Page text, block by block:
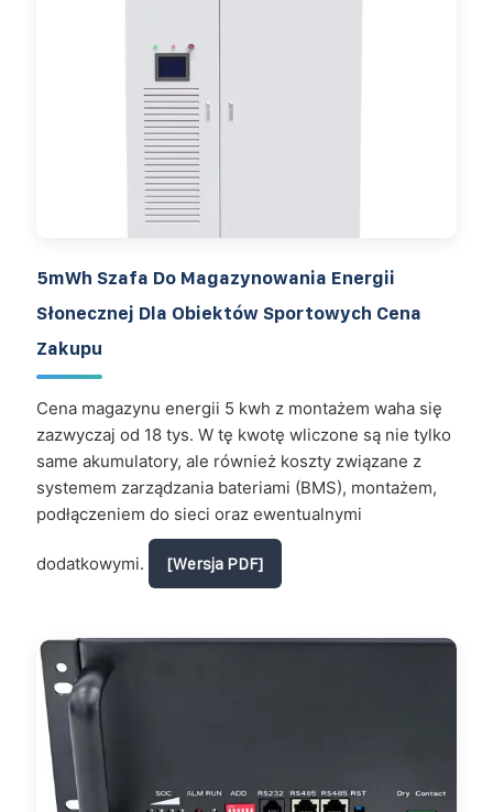
5mWh Szafa Do Magazynowania Energii
Słonecznej Dla Obiektów Sportowych Cena
Zakupu
Cena magazynu energii 5 kwh z montażem waha się
zazwyczaj od 18 tys. W tę kwotę wliczone są nie tylko
same akumulatory, ale również koszty związane z
systemem zarządzania bateriami (BMS), montażem,
podłączeniem do sieci oraz ewentualnymi
dodatkowymi. [Wersja PDF]